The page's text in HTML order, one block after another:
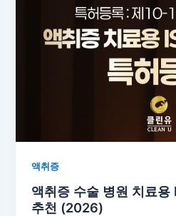
액취증
액취증 수술 병원 치료용
추천 (2026)